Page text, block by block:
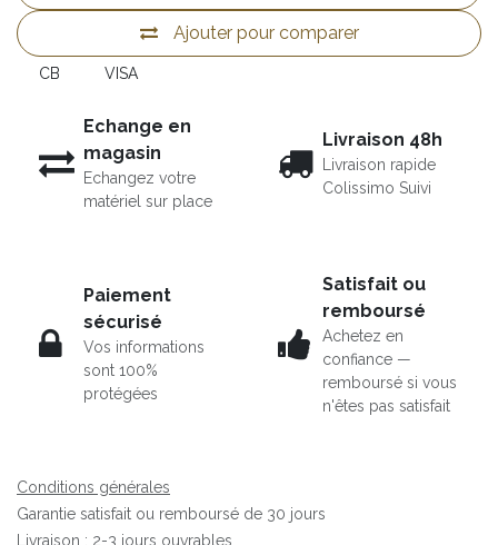
Ajouter pour comparer
CB VISA
Echange en
magasin
Echangez votre
matériel sur place
Livraison 48h
Livraison rapide
Colissimo Suivi
Paiement
sécurisé
Vos informations
sont 100%
protégées
Satisfait ou
remboursé
Achetez en
confiance —
remboursé si vous
n'êtes pas satisfait
Conditions générales
Garantie satisfait ou remboursé de 30 jours
Livraison : 2-3 jours ouvrables